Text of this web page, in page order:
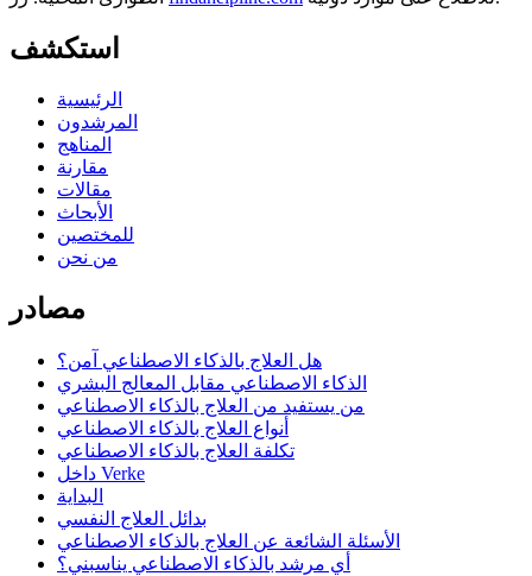
استكشف
الرئيسية
المرشدون
المناهج
مقارنة
مقالات
الأبحاث
للمختصين
من نحن
مصادر
هل العلاج بالذكاء الاصطناعي آمن؟
الذكاء الاصطناعي مقابل المعالج البشري
من يستفيد من العلاج بالذكاء الاصطناعي
أنواع العلاج بالذكاء الاصطناعي
تكلفة العلاج بالذكاء الاصطناعي
داخل Verke
البداية
بدائل العلاج النفسي
الأسئلة الشائعة عن العلاج بالذكاء الاصطناعي
أي مرشد بالذكاء الاصطناعي يناسبني؟